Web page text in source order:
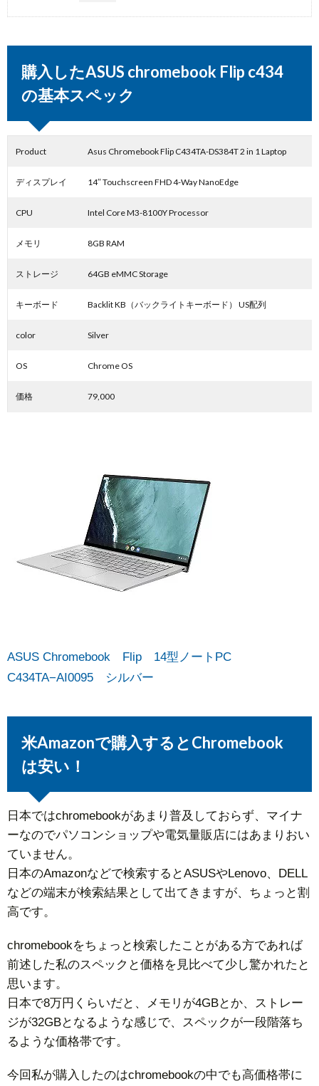
購入したASUS chromebook Flip c434
の基本スペック
Product Asus Chromebook Flip C434TA-DS384T 2 in 1 Laptop
ディスプレイ 14″ Touchscreen FHD 4-Way NanoEdge
CPU Intel Core M3-8100Y Processor
メモリ 8GB RAM
ストレージ 64GB eMMC Storage
キーボード Backlit KB（バックライトキーボード） US配列
color Silver
OS Chrome OS
価格 79,000
ASUS Chromebook Flip 14型ノートPC
C434TA−AI0095 シルバー
米Amazonで購入するとChromebook
は安い！
日本ではchromebookがあまり普及しておらず、マイナ
ーなのでパソコンショップや電気量販店にはあまりおい
ていません。
日本のAmazonなどで検索するとASUSやLenovo、DELL
などの端末が検索結果として出てきますが、ちょっと割
高です。
chromebookをちょっと検索したことがある方であれば
前述した私のスペックと価格を見比べて少し驚かれたと
思います。
日本で8万円くらいだと、メモリが4GBとか、ストレー
ジが32GBとなるような感じで、スペックが一段階落ち
るような価格帯です。
今回私が購入したのはchromebookの中でも高価格帯に